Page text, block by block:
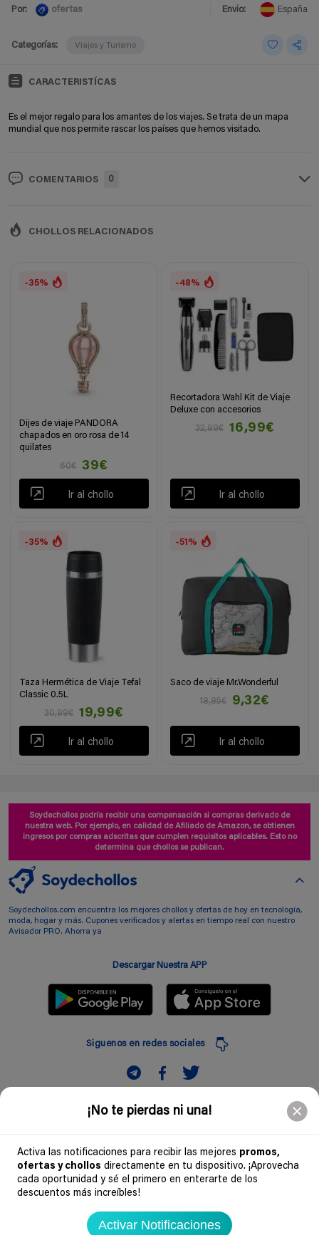
¡No te pierdas ni una!
Activa las notificaciones para recibir las mejores promos,
ofertas y chollos directamente en tu dispositivo. ¡Aprovecha
cada oportunidad y sé el primero en enterarte de los
descuentos más increíbles!
Activar Notificaciones
Por: ofertas Envio: España
Categorías: Viajes y Turismo
CARACTERISTÍCAS
Es el mejor regalo para los amantes de los viajes. Se trata de un mapa
mundial que nos permite rascar los países que hemos visitado.
COMENTARIOS 0
CHOLLOS RELACIONADOS
-35%
Dijes de viaje PANDORA
chapados en oro rosa de 14
quilates
60€
39€
Ir al chollo
-48%
Recortadora Wahl Kit de Viaje
Deluxe con accesorios
32,99€
16,99€
Ir al chollo
-35%
Taza Hermética de Viaje Tefal
Classic 0.5L
30,99€
19,99€
Ir al chollo
-51%
Saco de viaje Mr.Wonderful
18,85€
9,32€
Ir al chollo
Soydechollos podría recibir una compensación si compras derivado de
nuestra web. Por ejemplo, en calidad de Afiliado de Amazon, se obtienen
ingresos por compras adscritas que cumplen requisitos aplicables. Esto no
determina que chollos se publican.
Soydechollos.com encuentra los mejores chollos y ofertas de hoy en tecnología,
moda, hogar y más. Cupones verificados y alertas en tiempo real con nuestro
Avisador PRO. Ahorra ya
Descargar Nuestra APP
Siguenos en redes sociales
Suscribir
Comunidad
Soydechollos 2026 - Todos los derechos reservados